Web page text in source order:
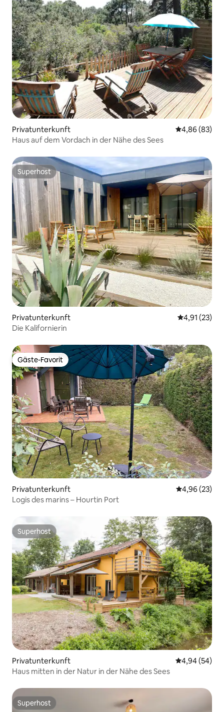
Privatunterkunft
4,86 (83)
Haus auf dem Vordach in der Nähe des Sees
Superhost
Superhost
Privatunterkunft
4,91 (23)
Die Kalifornierin
Gäste-Favorit
Gäste-Favorit
Privatunterkunft
4,96 (23)
Logis des marins – Hourtin Port
Superhost
Superhost
Privatunterkunft
4,94 (54)
Haus mitten in der Natur in der Nähe des Sees
Superhost
Superhost